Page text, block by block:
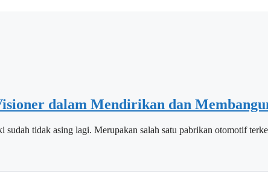
dalam Mendirikan dan
sudah tidak asing lagi. Merupakan salah satu pabrikan otomotif